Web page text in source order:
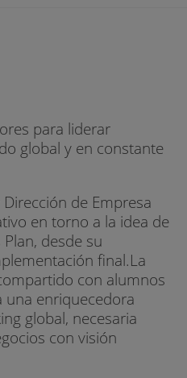
para liderar
global y en constante
de Empresa
en torno a la idea de
desde su
final.La
con alumnos
una enriquecedora
global, necesaria
con visión